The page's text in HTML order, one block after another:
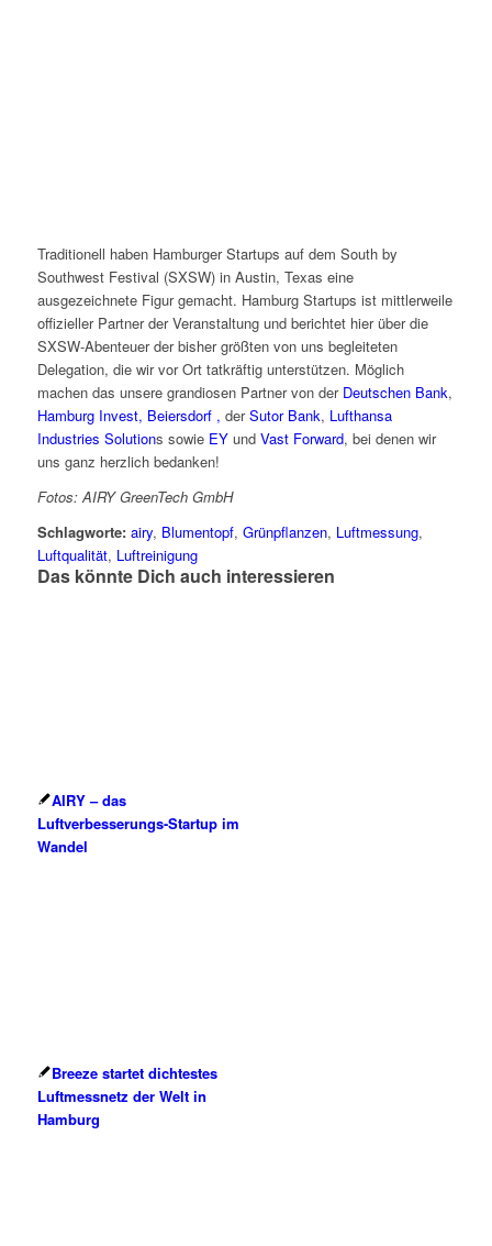
Traditionell haben Hamburger Startups auf dem South by
Southwest Festival (SXSW) in Austin, Texas eine
ausgezeichnete Figur gemacht. Hamburg Startups ist mittlerweile
offizieller Partner der Veranstaltung und berichtet hier über die
SXSW-Abenteuer der bisher größten von uns begleiteten
Delegation, die wir vor Ort tatkräftig unterstützen. Möglich
machen das unsere grandiosen Partner von der Deutschen Bank,
Hamburg Invest, Beiersdorf , derSutor Bank, Lufthansa
Industries Solutions sowie EYund Vast Forward, bei denen wir
uns ganz herzlich bedanken!
Fotos: AIRY GreenTech GmbH
Schlagworte: airy, Blumentopf, Grünpflanzen, Luftmessung,
Luftqualität, Luftreinigung
Das könnte Dich auch interessieren
AIRY – das
Luftverbesserungs-Startup im
Wandel
Breeze startet dichtestes
Luftmessnetz der Welt in
Hamburg